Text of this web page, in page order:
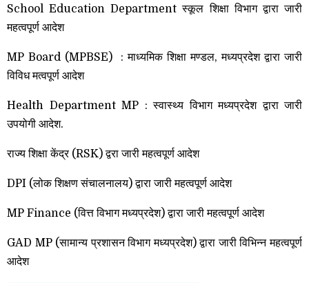
School Education Department स्कूल शिक्षा विभाग द्वारा जारी
महत्वपूर्ण आदेश
MP Board (MPBSE) : माध्यमिक शिक्षा मण्डल, मध्यप्रदेश द्वारा जारी
विविध मत्वपूर्ण आदेश
Health Department MP : स्वास्थ्य विभाग मध्यप्रदेश द्वारा जारी
उपयोगी आदेश.
राज्य शिक्षा केंद्र (RSK) द्वरा जारी महत्वपूर्ण आदेश
DPI (लोक शिक्षण संचालनालय) द्वारा जारी महत्वपूर्ण आदेश
MP Finance (वित्त विभाग मध्यप्रदेश) द्वारा जारी महत्वपूर्ण आदेश
GAD MP (सामान्य प्रशासन विभाग मध्यप्रदेश) द्वारा जारी विभिन्न महत्वपूर्ण
आदेश